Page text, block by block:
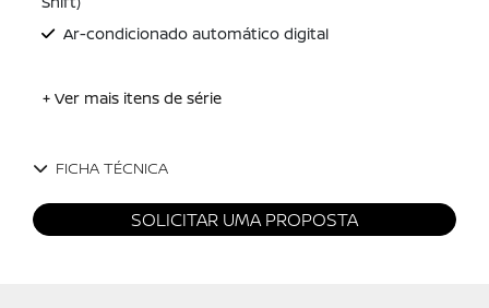
Ar-condicionado automático digital
+ Ver mais itens de série
FICHA TÉCNICA
SOLICITAR UMA PROPOSTA